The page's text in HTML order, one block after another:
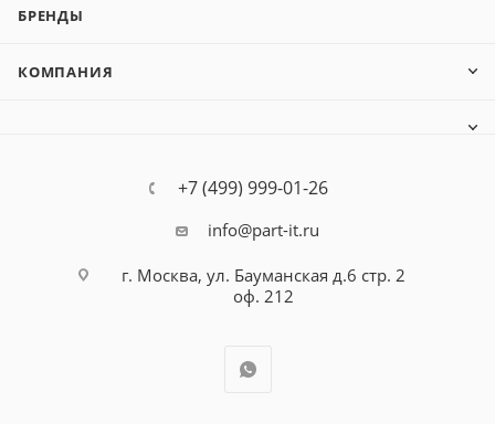
БРЕНДЫ
КОМПАНИЯ
+7 (499) 999-01-26
info@part-it.ru
г. Москва, ул. Бауманская д.6 стр. 2
оф. 212